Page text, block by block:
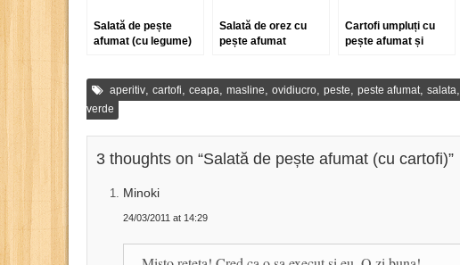
Salată de pește
afumat (cu legume)
Salată de orez cu
pește afumat
Cartofi umpluți cu
pește afumat și
aperitiv, cartofi, ceapa, masline, ovidiucro, peste, peste afumat, salata,
verde
3 thoughts on “Salată de pește afumat (cu cartofi)”
Minoki
24/03/2011 at 14:29